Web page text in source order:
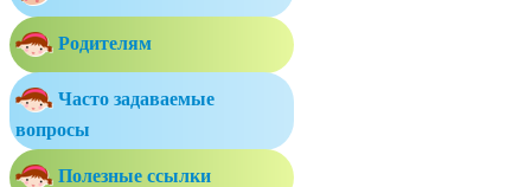
Родителям
Часто задаваемые
вопросы
Полезные ссылки